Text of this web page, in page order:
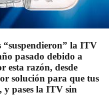
“suspendieron” la ITV
pasado debido a
esta razón, desde
solución para que tus
y pases la ITV sin